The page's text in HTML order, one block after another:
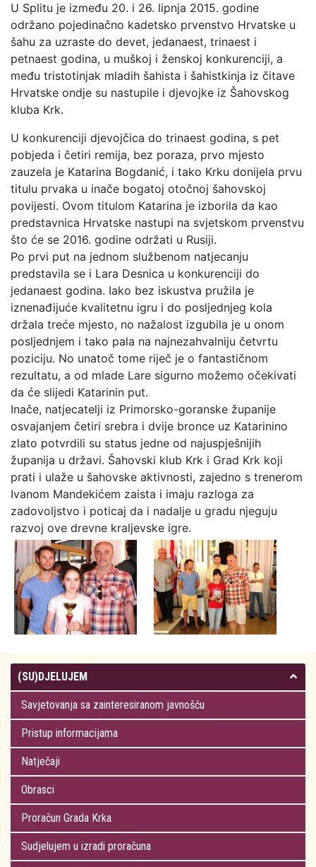
U Splitu je između 20. i 26. lipnja 2015. godine
održano pojedinačno kadetsko prvenstvo Hrvatske u
šahu za uzraste do devet, jedanaest, trinaest i
petnaest godina, u muškoj i ženskoj konkurenciji, a
među tristotinjak mladih šahista i šahistkinja iz čitave
Hrvatske ondje su nastupile i djevojke iz Šahovskog
kluba Krk.
U konkurenciji djevojčica do trinaest godina, s pet
pobjeda i četiri remija, bez poraza, prvo mjesto
zauzela je Katarina Bogdanić, i tako Krku donijela prvu
titulu prvaka u inače bogatoj otočnoj šahovskoj
povijesti. Ovom titulom Katarina je izborila da kao
predstavnica Hrvatske nastupi na svjetskom prvenstvu
što će se 2016. godine održati u Rusiji.
Po prvi put na jednom službenom natjecanju
predstavila se i Lara Desnica u konkurenciji do
jedanaest godina. Iako bez iskustva pružila je
iznenađijuće kvalitetnu igru i do posljednjeg kola
držala treće mjesto, no nažalost izgubila je u onom
posljednjem i tako pala na najnezahvalniju četvrtu
poziciju. No unatoč tome riječ je o fantastičnom
rezultatu, a od mlade Lare sigurno možemo očekivati
da će slijedi Katarinin put.
Inače, natjecatelji iz Primorsko-goranske županije
osvajanjem četiri srebra i dvije bronce uz Katarinino
zlato potvrdili su status jedne od najuspješnijih
županija u državi. Šahovski klub Krk i Grad Krk koji
prati i ulaže u šahovske aktivnosti, zajedno s trenerom
Ivanom Mandekićem zaista i imaju razloga za
zadovoljstvo i poticaj da i nadalje u gradu njeguju
razvoj ove drevne kraljevske igre.
(SU)DJELUJEM
Savjetovanja sa zainteresiranom javnošću
Pristup informacijama
Natječaji
Obrasci
Proračun Grada Krka
Sudjelujem u izradi proračuna